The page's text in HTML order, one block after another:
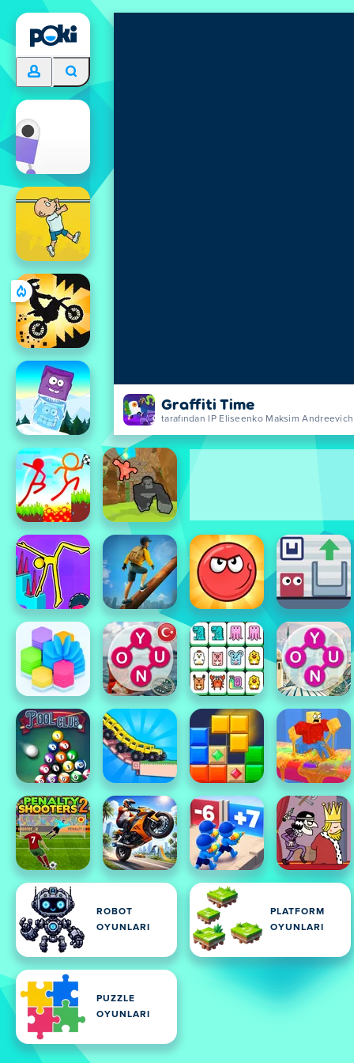
Graffiti Time
tarafından IP Eliseenko Maksim Andreevich
ROBOT
OYUNLARI
PLATFORM
OYUNLARI
PUZZLE
OYUNLARI